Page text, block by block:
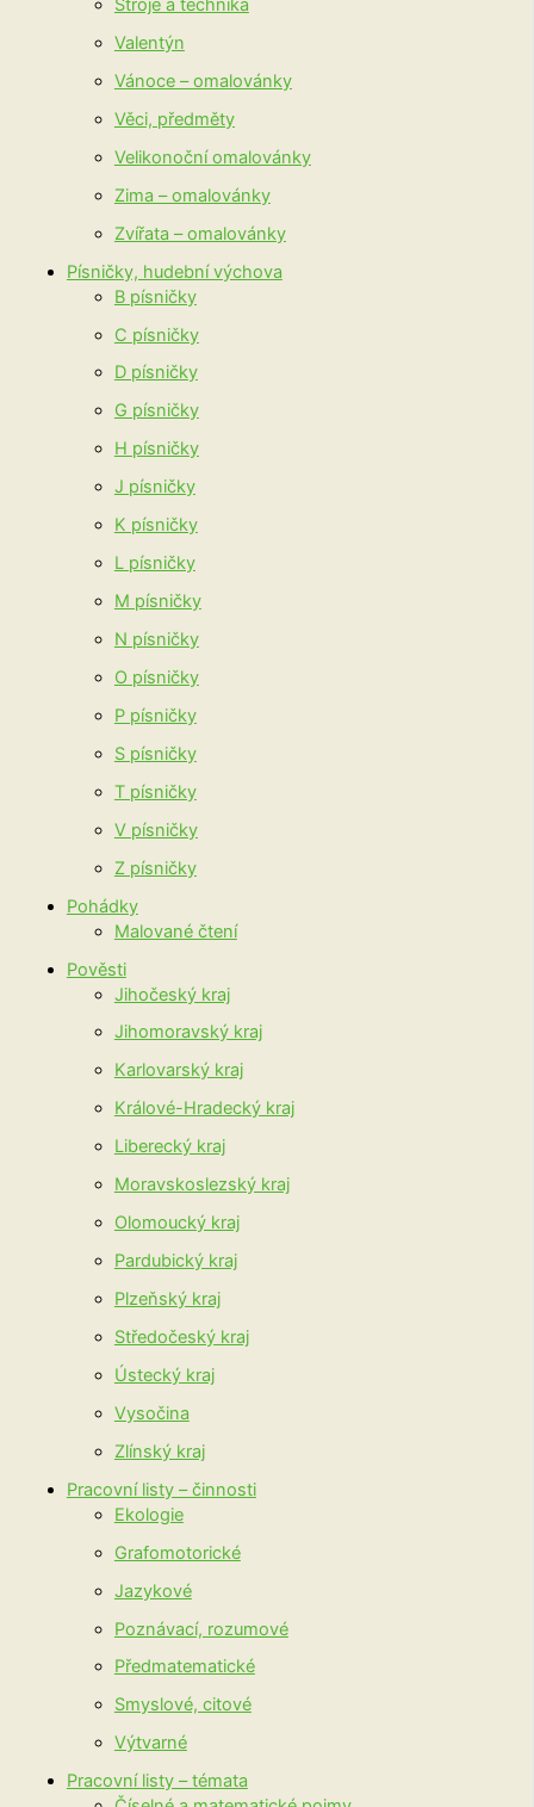
Stroje a technika
Valentýn
Vánoce – omalovánky
Věci, předměty
Velikonoční omalovánky
Zima – omalovánky
Zvířata – omalovánky
Písničky, hudební výchova
B písničky
C písničky
D písničky
G písničky
H písničky
J písničky
K písničky
L písničky
M písničky
N písničky
O písničky
P písničky
S písničky
T písničky
V písničky
Z písničky
Pohádky
Malované čtení
Pověsti
Jihočeský kraj
Jihomoravský kraj
Karlovarský kraj
Králové-Hradecký kraj
Liberecký kraj
Moravskoslezský kraj
Olomoucký kraj
Pardubický kraj
Plzeňský kraj
Středočeský kraj
Ústecký kraj
Vysočina
Zlínský kraj
Pracovní listy – činnosti
Ekologie
Grafomotorické
Jazykové
Poznávací, rozumové
Předmatematické
Smyslové, citové
Výtvarné
Pracovní listy – témata